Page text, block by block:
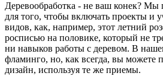
Деревообработка - не ваш конек? Мы
для того, чтобы включать проекты и
видов, как, например, этот летний
росписью на половике, который не
ни навыков работы с деревом. В
фламинго, но, как всегда, вы можете
дизайн, используя те же приемы.